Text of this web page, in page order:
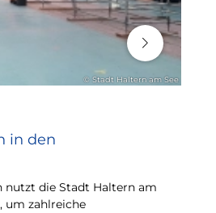
© Stadt Haltern am See
in den
nutzt die Stadt Haltern am
um zahlreiche